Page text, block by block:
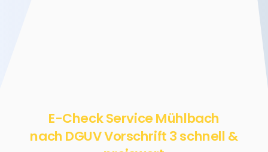
E-Check Service Mühlbach
nach DGUV Vorschrift 3 schnell &